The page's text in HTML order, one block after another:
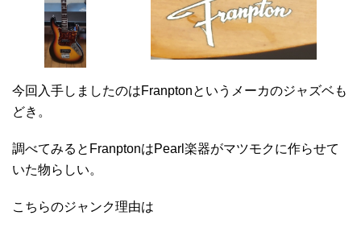
今回入手しましたのはFranptonというメーカのジャズベも
どき。
調べてみるとFranptonはPearl楽器がマツモクに作らせて
いた物らしい。
こちらのジャンク理由は